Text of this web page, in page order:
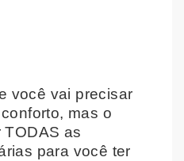
você vai precisar
mas o
as
para você ter